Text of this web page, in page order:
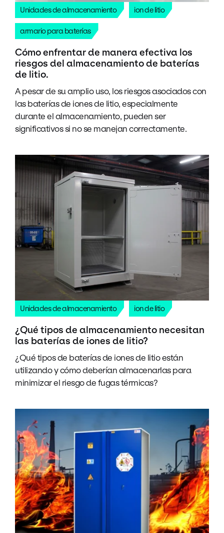
Unidades de almacenamiento ion de litio
armario para baterías
Cómo enfrentar de manera efectiva los
riesgos del almacenamiento de baterías
de litio.
A pesar de su amplio uso, los riesgos asociados con
las baterías de iones de litio, especialmente
durante el almacenamiento, pueden ser
significativos si no se manejan correctamente.
Unidades de almacenamiento ion de litio
¿Qué tipos de almacenamiento necesitan
las baterías de iones de litio?
¿Qué tipos de baterías de iones de litio están
utilizando y cómo deberían almacenarlas para
minimizar el riesgo de fugas térmicas?